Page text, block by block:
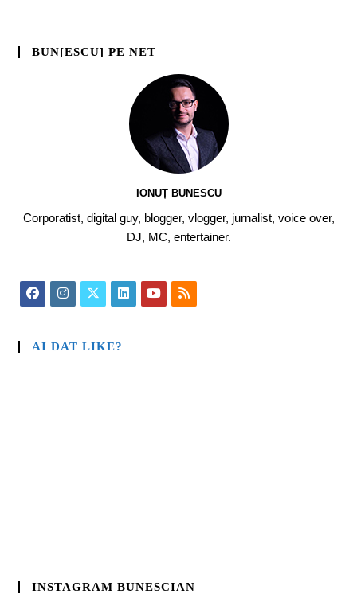
BUN[ESCU] PE NET
IONUȚ BUNESCU
Corporatist, digital guy, blogger, vlogger, jurnalist, voice over,
DJ, MC, entertainer.
AI DAT LIKE?
INSTAGRAM BUNESCIAN